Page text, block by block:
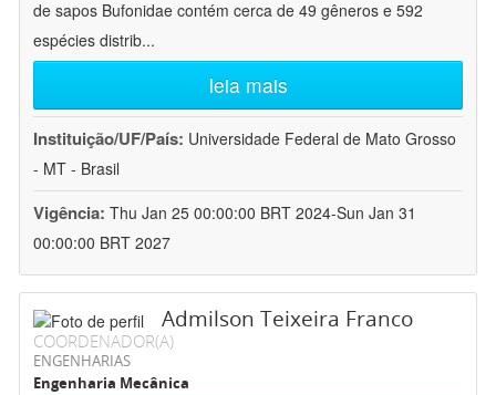
de sapos Bufonidae contém cerca de 49 gêneros e 592
espécies distrib...
leia mais
Instituição/UF/País: Universidade Federal de Mato Grosso
- MT - Brasil
Vigência: Thu Jan 25 00:00:00 BRT 2024-Sun Jan 31
00:00:00 BRT 2027
Admilson Teixeira Franco
COORDENADOR(A)
ENGENHARIAS
Engenharia Mecânica